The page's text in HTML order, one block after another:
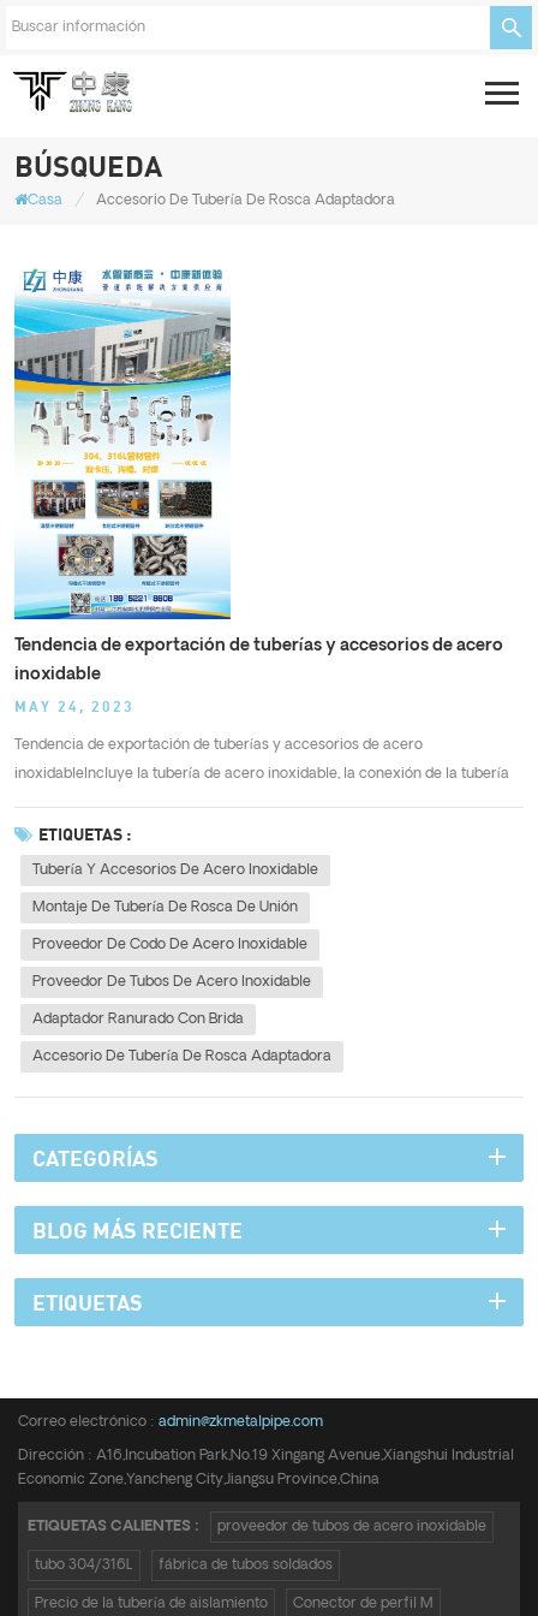
BÚSQUEDA
Casa / Accesorio De Tubería De Rosca Adaptadora
Tendencia de exportación de tuberías y accesorios de acero
inoxidable
MAY 24, 2023
Tendencia de exportación de tuberías y accesorios de acero
inoxidableIncluye la tubería de acero inoxidable, la conexión de la tubería
de acero inoxidable, el codo, la T cruzada, la T igual/reductora, la conexión
de la tubería con rosca del adaptador, la conexión de la tubería con rosca
de unión, et...
ETIQUETAS :
Tubería Y Accesorios De Acero Inoxidable
Montaje De Tubería De Rosca De Unión
Proveedor De Codo De Acero Inoxidable
Proveedor De Tubos De Acero Inoxidable
Adaptador Ranurado Con Brida
Accesorio De Tubería De Rosca Adaptadora
CATEGORÍAS
BLOG MÁS RECIENTE
ETIQUETAS
Correo electrónico : admin@zkmetalpipe.com
Dirección : A16,Incubation Park,No.19 Xingang Avenue,Xiangshui Industrial
Economic Zone,Yancheng City,Jiangsu Province,China
ETIQUETAS CALIENTES : proveedor de tubos de acero inoxidable
tubo 304/316L fábrica de tubos soldados
Precio de la tubería de aislamiento Conector de perfil M